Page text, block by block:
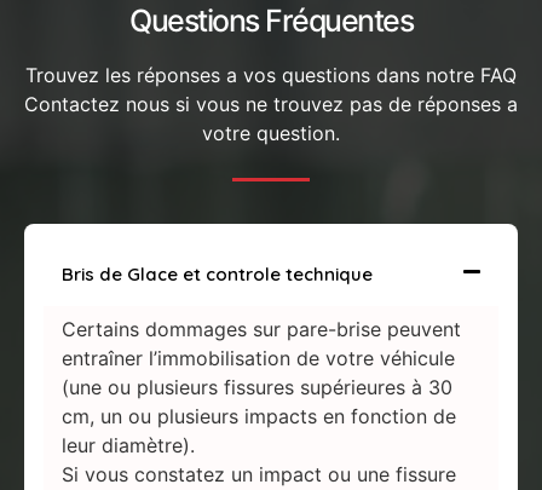
Questions Fréquentes
Trouvez les réponses a vos questions dans notre FAQ
Contactez nous si vous ne trouvez pas de réponses a
votre question.
Bris de Glace et controle technique
Certains dommages sur pare-brise peuvent
entraîner l’immobilisation de votre véhicule
(une ou plusieurs fissures supérieures à 30
cm, un ou plusieurs impacts en fonction de
leur diamètre).
Si vous constatez un impact ou une fissure